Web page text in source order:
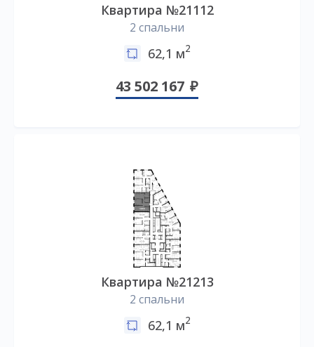
Квартира №21112
2 спальни
62,1 м2
43 502 167
Квартира №21213
2 спальни
62,1 м2